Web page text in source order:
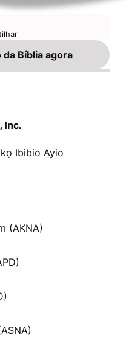
Bíblia agora
Inc.
Ibibio Ayio
(AKNA)